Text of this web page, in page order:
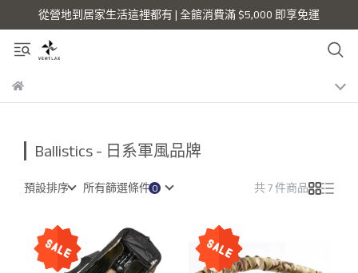
從營地到居家生活這裡都有 | 全館消費滿 $5,000 即享免運
Ballistics - 日系軍風品牌
預設排序 所有篩選條件 共 7 件商品